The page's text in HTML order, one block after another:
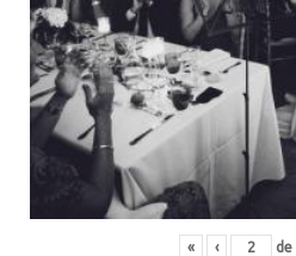
« ‹ de